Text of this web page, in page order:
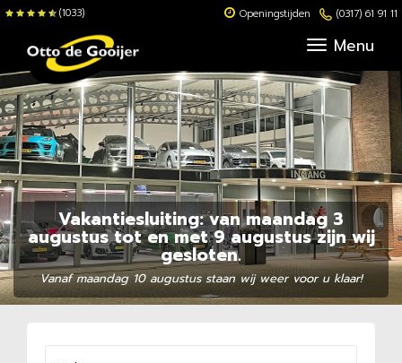
(1033) Openingstijden (0317) 61 91 11
Menu
Vakantiesluiting: van maandag 3
augustus tot en met 9 augustus zijn wij
gesloten.
Vanaf maandag 10 augustus staan wij weer voor u klaar!